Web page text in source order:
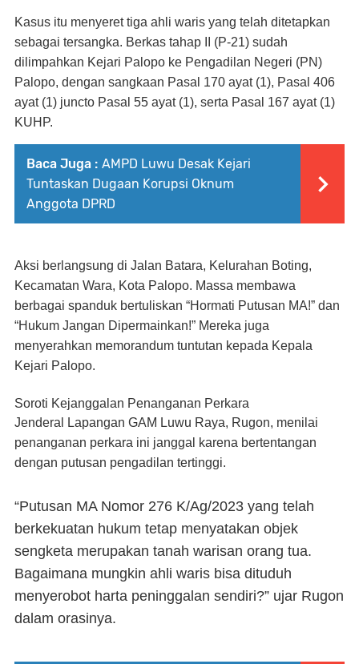
Kasus itu menyeret tiga ahli waris yang telah ditetapkan
sebagai tersangka. Berkas tahap II (P-21) sudah
dilimpahkan Kejari Palopo ke Pengadilan Negeri (PN)
Palopo, dengan sangkaan Pasal 170 ayat (1), Pasal 406
ayat (1) juncto Pasal 55 ayat (1), serta Pasal 167 ayat (1)
KUHP.
Baca Juga : AMPD Luwu Desak Kejari
Tuntaskan Dugaan Korupsi Oknum
Anggota DPRD
Aksi berlangsung di Jalan Batara, Kelurahan Boting,
Kecamatan Wara, Kota Palopo. Massa membawa
berbagai spanduk bertuliskan “Hormati Putusan MA!” dan
“Hukum Jangan Dipermainkan!” Mereka juga
menyerahkan memorandum tuntutan kepada Kepala
Kejari Palopo.
Soroti Kejanggalan Penanganan Perkara
Jenderal Lapangan GAM Luwu Raya, Rugon, menilai
penanganan perkara ini janggal karena bertentangan
dengan putusan pengadilan tertinggi.
“Putusan MA Nomor 276 K/Ag/2023 yang telah
berkekuatan hukum tetap menyatakan objek
sengketa merupakan tanah warisan orang tua.
Bagaimana mungkin ahli waris bisa dituduh
menyerobot harta peninggalan sendiri?” ujar Rugon
dalam orasinya.